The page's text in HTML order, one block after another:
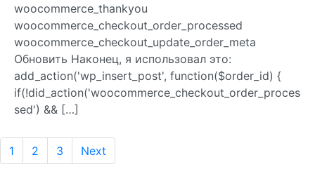
woocommerce_thankyou
woocommerce_checkout_order_processed
woocommerce_checkout_update_order_meta
Обновить Наконец, я использовал это:
add_action('wp_insert_post', function($order_id) {
if(!did_action('woocommerce_checkout_order_proces
sed') && […]
1 2 3 Next